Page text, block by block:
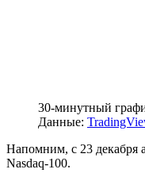
30-минутный
Данные:
Напомним, с 23 декабря
Nasdaq-100.